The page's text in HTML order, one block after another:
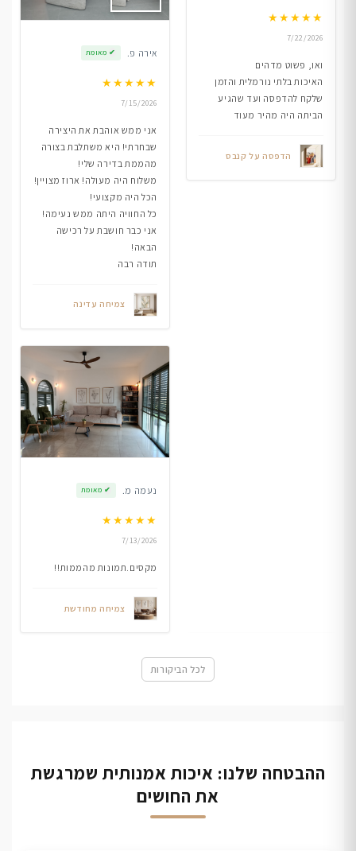
★★★★★
7/22/2026
ואו, פשוט מדהים
האיכות בלתי נורמלית והזמן
שלקח להדפסה ועד שהגיע
הביתה היה מהיר מעוד
הדפסה על קנבס
אירה פ. ✔ מאומת
★★★★★
7/15/2026
אני ממש אוהבת את היצירה
שבחרתי! היא משתלבת בצורה
מהממת בדירה שלי!
משלוח היה מעולה! ארוז מצויין!
הכל היה מקצועי!
כל החוויה היתה ממש נעימה!
אני כבר חושבת על רכישה
הבאה!
תודה רבה
צמיחה עדינה
נעמה מ. ✔ מאומת
★★★★★
7/13/2026
מקסים.תמונות מהממות!!
צמיחה מחודשת
לכל הביקורות
ההבטחה שלנו: איכות אמנותית שמרגשת
את החושים